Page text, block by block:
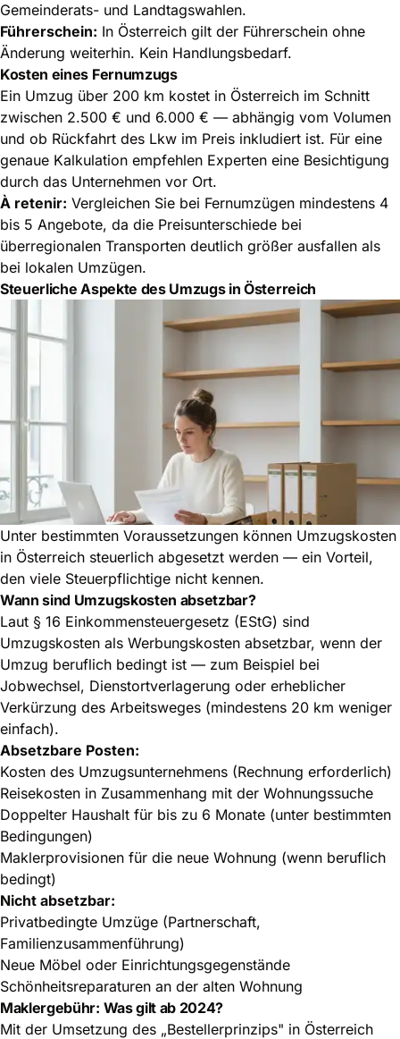
Gemeinderats- und Landtagswahlen.
Führerschein: In Österreich gilt der Führerschein ohne
Änderung weiterhin. Kein Handlungsbedarf.
Kosten eines Fernumzugs
Ein Umzug über 200 km kostet in Österreich im Schnitt
zwischen 2.500 € und 6.000 € — abhängig vom Volumen
und ob Rückfahrt des Lkw im Preis inkludiert ist. Für eine
genaue Kalkulation empfehlen Experten eine Besichtigung
durch das Unternehmen vor Ort.
À retenir: Vergleichen Sie bei Fernumzügen mindestens 4
bis 5 Angebote, da die Preisunterschiede bei
überregionalen Transporten deutlich größer ausfallen als
bei lokalen Umzügen.
Steuerliche Aspekte des Umzugs in Österreich
Unter bestimmten Voraussetzungen können Umzugskosten
in Österreich steuerlich abgesetzt werden — ein Vorteil,
den viele Steuerpflichtige nicht kennen.
Wann sind Umzugskosten absetzbar?
Laut § 16 Einkommensteuergesetz (EStG) sind
Umzugskosten als Werbungskosten absetzbar, wenn der
Umzug beruflich bedingt ist — zum Beispiel bei
Jobwechsel, Dienstortverlagerung oder erheblicher
Verkürzung des Arbeitsweges (mindestens 20 km weniger
einfach).
Absetzbare Posten:
Kosten des Umzugsunternehmens (Rechnung erforderlich)
Reisekosten in Zusammenhang mit der Wohnungssuche
Doppelter Haushalt für bis zu 6 Monate (unter bestimmten
Bedingungen)
Maklerprovisionen für die neue Wohnung (wenn beruflich
bedingt)
Nicht absetzbar:
Privatbedingte Umzüge (Partnerschaft,
Familienzusammenführung)
Neue Möbel oder Einrichtungsgegenstände
Schönheitsreparaturen an der alten Wohnung
Maklergebühr: Was gilt ab 2024?
Mit der Umsetzung des „Bestellerprinzips" in Österreich